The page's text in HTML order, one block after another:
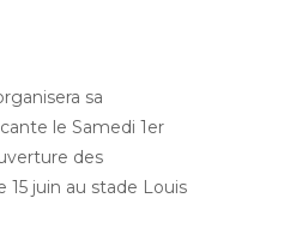
sa
le Samedi 1er
des
15 juin au stade Louis